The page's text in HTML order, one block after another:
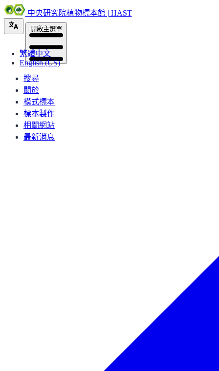
中央研究院植物標本館 | HAST
繁體中文
English (US)
開啟主選單
搜尋
關於
模式標本
標本製作
相關網站
最新消息